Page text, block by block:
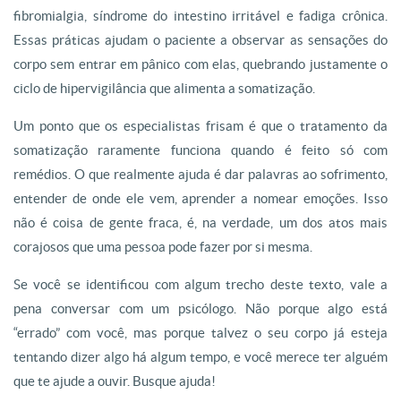
fibromialgia, síndrome do intestino irritável e fadiga crônica.
Essas práticas ajudam o paciente a observar as sensações do
corpo sem entrar em pânico com elas, quebrando justamente o
ciclo de hipervigilância que alimenta a somatização.
Um ponto que os especialistas frisam é que o tratamento da
somatização raramente funciona quando é feito só com
remédios. O que realmente ajuda é dar palavras ao sofrimento,
entender de onde ele vem, aprender a nomear emoções. Isso
não é coisa de gente fraca, é, na verdade, um dos atos mais
corajosos que uma pessoa pode fazer por si mesma.
Se você se identificou com algum trecho deste texto, vale a
pena conversar com um psicólogo. Não porque algo está
“errado” com você, mas porque talvez o seu corpo já esteja
tentando dizer algo há algum tempo, e você merece ter alguém
que te ajude a ouvir. Busque ajuda!